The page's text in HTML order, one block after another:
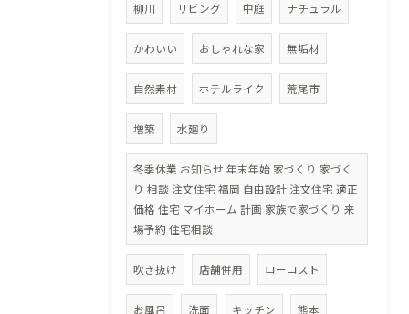
柳川 リビング 中庭 ナチュラル
かわいい おしゃれな家 無垢材
自然素材 ホテルライク 荒尾市
増築 水廻り
冬季休業 お知らせ 年末年始 家づくり 家づく
り 相談 注文住宅 福岡 自由設計 注文住宅 適正
価格 住宅 マイホーム 計画 家族で家づくり 来
場予約 住宅相談
吹き抜け 店舗併用 ローコスト
お風呂 洗面 キッチン 熊本